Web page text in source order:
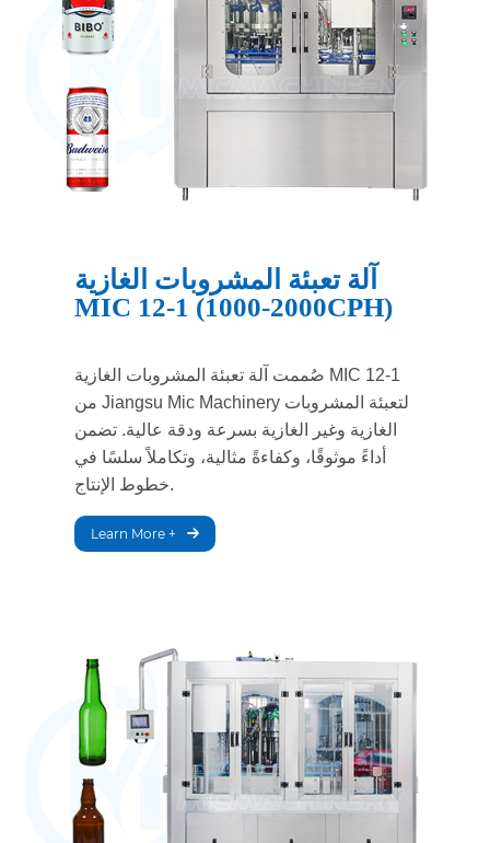
آلة تعبئة المشروبات الغازية
MIC 12-1 (1000-2000CPH)
صُممت آلة تعبئة المشروبات الغازية MIC 12-1
من Jiangsu Mic Machinery لتعبئة المشروبات
الغازية وغير الغازية بسرعة ودقة عالية. تضمن
أداءً موثوقًا، وكفاءةً مثالية، وتكاملاً سلسًا في
خطوط الإنتاج.
Learn More +